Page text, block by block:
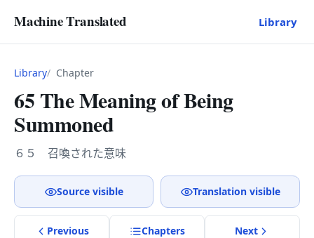
Machine Translated Library
Library Chapter
65 The Meaning of Being
Summoned
６５ 召喚された意味
Source visible Translation visible
Previous Chapters Next